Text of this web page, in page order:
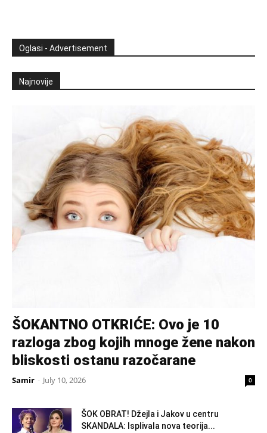
Oglasi - Advertisement
Najnovije
ŠOKANTNO OTKRIĆE: Ovo je 10
razloga zbog kojih mnoge žene nakon
bliskosti ostanu razočarane
Samir - July 10, 2026 0
ŠOK OBRAT! Džejla i Jakov u centru
SKANDALA: Isplivala nova teorija...